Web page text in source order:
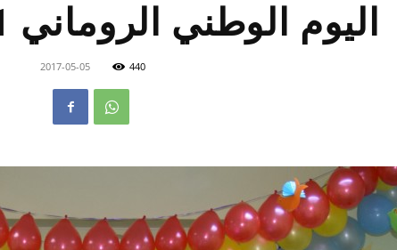
اليوم الوطني الروماني 01-12-2016
2017-05-05 440